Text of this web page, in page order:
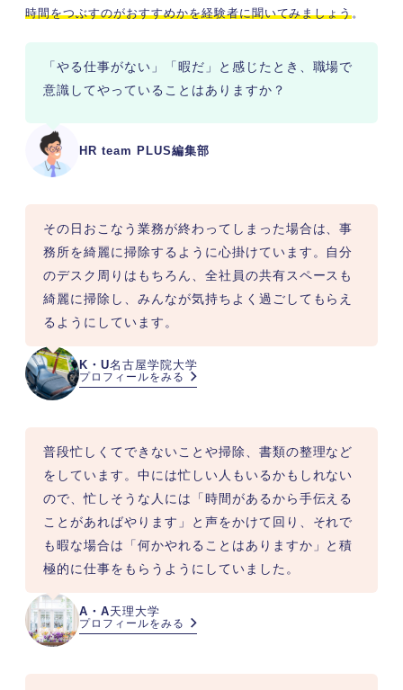
時間をつぶすのがおすすめかを経験者に聞いてみましょう。
HR team PLUS編集部
「やる仕事がない」「暇だ」と感じたとき、職場で
意識してやっていることはありますか？
K・U名古屋学院大学
プロフィールをみる
その日おこなう業務が終わってしまった場合は、事
務所を綺麗に掃除するように心掛けています。自分
のデスク周りはもちろん、全社員の共有スペースも
綺麗に掃除し、みんなが気持ちよく過ごしてもらえ
るようにしています。
A・A天理大学
プロフィールをみる
普段忙しくてできないことや掃除、書類の整理など
をしています。中には忙しい人もいるかもしれない
ので、忙しそうな人には「時間があるから手伝える
ことがあればやります」と声をかけて回り、それで
も暇な場合は「何かやれることはありますか」と積
極的に仕事をもらうようにしていました。